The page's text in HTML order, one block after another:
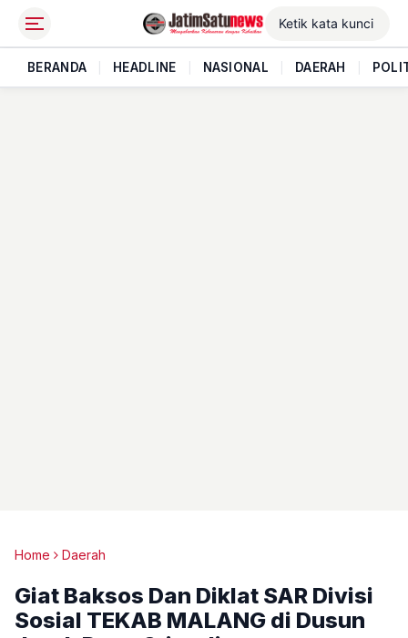
BERANDA HEADLINE NASIONAL DAERAH
Home Daerah
Giat Baksos Dan Diklat SAR Divisi
Sosial TEKAB MALANG di Dusun